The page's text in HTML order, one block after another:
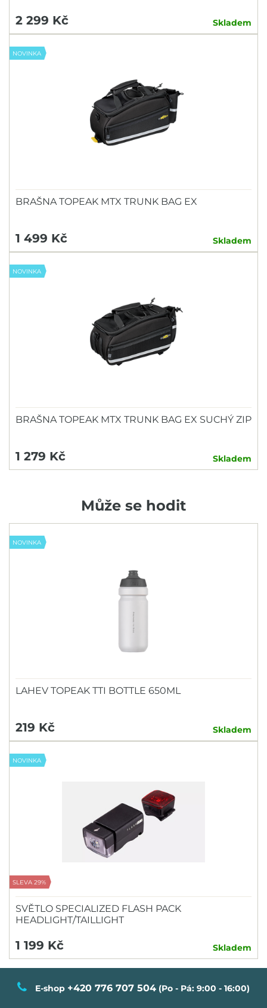
2 299 Kč Skladem
NOVINKA
BRAŠNA TOPEAK MTX TRUNK BAG EX
1 499 Kč Skladem
NOVINKA
BRAŠNA TOPEAK MTX TRUNK BAG EX SUCHÝ ZIP
1 279 Kč Skladem
Může se hodit
NOVINKA
LAHEV TOPEAK TTI BOTTLE 650ML
219 Kč Skladem
NOVINKA
SLEVA 29%
SVĚTLO SPECIALIZED FLASH PACK
HEADLIGHT/TAILLIGHT
1 199 Kč Skladem
E-shop +420 776 707 504 (Po - Pá: 9:00 - 16:00)